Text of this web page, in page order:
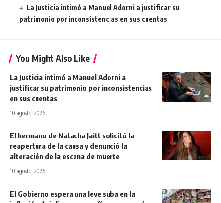
La Justicia intimó a Manuel Adorni a justificar su
patrimonio por inconsistencias en sus cuentas
You Might Also Like
La Justicia intimó a Manuel Adorni a
justificar su patrimonio por inconsistencias
en sus cuentas
10 agosto, 2026
El hermano de Natacha Jaitt solicitó la
reapertura de la causa y denunció la
alteración de la escena de muerte
10 agosto, 2026
El Gobierno espera una leve suba en la